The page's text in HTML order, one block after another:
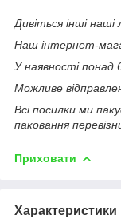
Дивіться інші
Наш інтернет-
У наявності понад
Можливе
Всі посилки ми
паковання
Приховати
Характеристики